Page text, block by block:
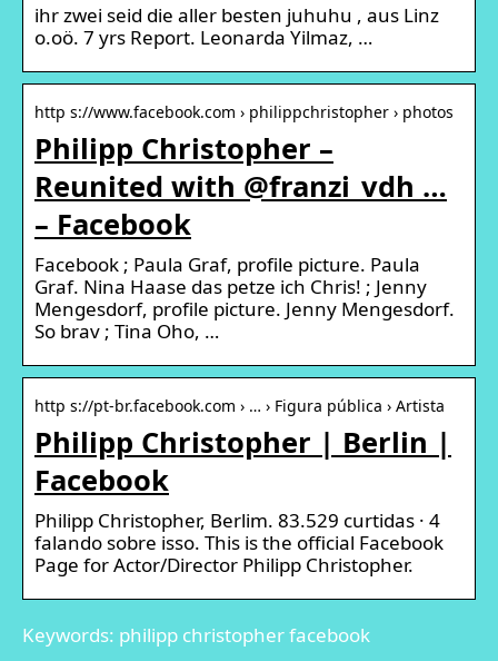
ihr zwei seid die aller besten juhuhu , aus Linz
o.oö. 7 yrs Report. Leonarda Yilmaz, …
http s://www.facebook.com › philippchristopher › photos
Philipp Christopher –
Reunited with @franzi_vdh …
– Facebook
Facebook ; Paula Graf, profile picture. Paula
Graf. Nina Haase das petze ich Chris! ; Jenny
Mengesdorf, profile picture. Jenny Mengesdorf.
So brav ; Tina Oho, …
http s://pt-br.facebook.com › … › Figura pública › Artista
Philipp Christopher | Berlin |
Facebook
Philipp Christopher, Berlim. 83.529 curtidas · 4
falando sobre isso. This is the official Facebook
Page for Actor/Director Philipp Christopher.
Keywords: philipp christopher facebook